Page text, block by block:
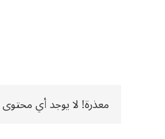
معذرة! لا يوجد أي